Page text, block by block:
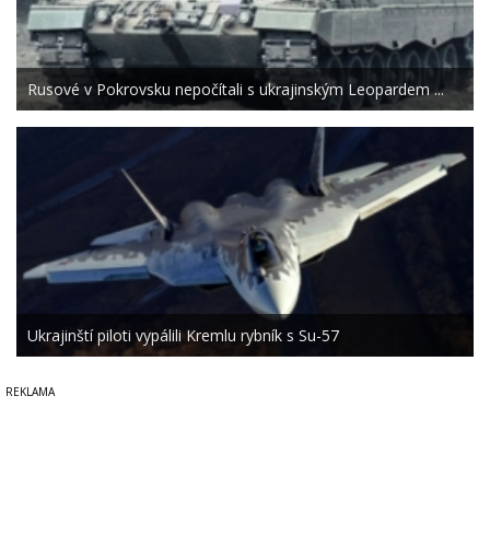
Rusové v Pokrovsku nepočítali s ukrajinským Leopardem ...
Ukrajinští piloti vypálili Kremlu rybník s Su-57